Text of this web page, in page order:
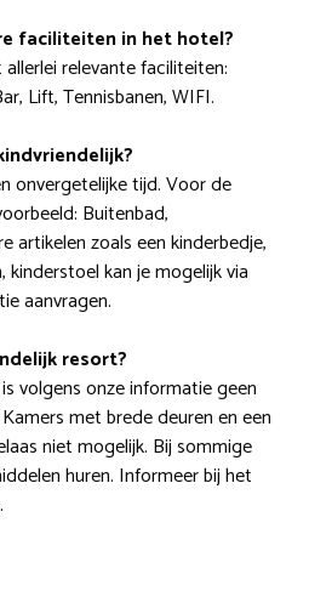
faciliteiten in het hotel?
relevante faciliteiten:
Lift, Tennisbanen, WIFI.
onvergetelijke tijd. Voor de
Buitenbad,
artikelen zoals een kinderbedje,
kan je mogelijk via
aanvragen.
resort?
volgens onze informatie geen
met brede deuren en een
niet mogelijk. Bij sommige
huren. Informeer bij het